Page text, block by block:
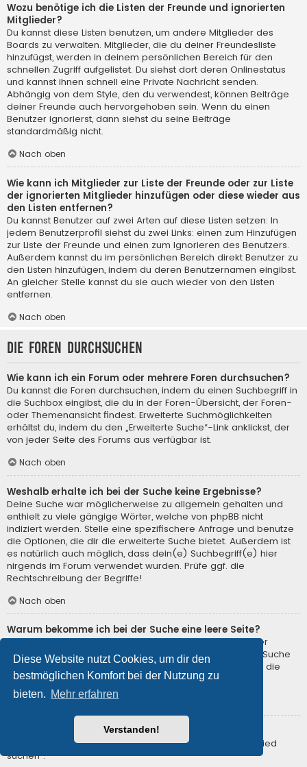
Diese Website nutzt Cookies, um dir den
bestmöglichen Komfort bei der Nutzung zu
bieten. Mehr erfahren
Verstanden!
Wozu benötige ich die Listen der Freunde und ignorierten
Mitglieder?
Du kannst diese Listen benutzen, um andere Mitglieder des
Boards zu verwalten. Mitglieder, die du deiner Freundesliste
hinzufügst, werden in deinem persönlichen Bereich für den
schnellen Zugriff aufgelistet. Du siehst dort deren Onlinestatus
und kannst ihnen schnell eine Private Nachricht senden.
Abhängig von dem Style, den du verwendest, können Beiträge
deiner Freunde auch hervorgehoben sein. Wenn du einen
Benutzer ignorierst, dann siehst du seine Beiträge
standardmäßig nicht.
Nach oben
Wie kann ich Mitglieder zur Liste der Freunde oder zur Liste
der ignorierten Mitglieder hinzufügen oder diese wieder aus
den Listen entfernen?
Du kannst Benutzer auf zwei Arten auf diese Listen setzen: In
jedem Benutzerprofil siehst du zwei Links: einen zum Hinzufügen
zur Liste der Freunde und einen zum Ignorieren des Benutzers.
Außerdem kannst du im persönlichen Bereich direkt Benutzer zu
den Listen hinzufügen, indem du deren Benutzernamen eingibst.
An gleicher Stelle kannst du sie auch wieder von den Listen
entfernen.
Nach oben
Die Foren durchsuchen
Wie kann ich ein Forum oder mehrere Foren durchsuchen?
Du kannst die Foren durchsuchen, indem du einen Suchbegriff in
die Suchbox eingibst, die du in der Foren-Übersicht, der Foren-
oder Themenansicht findest. Erweiterte Suchmöglichkeiten
erhältst du, indem du den „Erweiterte Suche“-Link anklickst, der
von jeder Seite des Forums aus verfügbar ist.
Nach oben
Weshalb erhalte ich bei der Suche keine Ergebnisse?
Deine Suche war möglicherweise zu allgemein gehalten und
enthielt zu viele gängige Wörter, welche von phpBB nicht
indiziert werden. Stelle eine spezifischere Anfrage und benutze
die Optionen, die dir die erweiterte Suche bietet. Außerdem ist
es natürlich auch möglich, dass dein(e) Suchbegriff(e) hier
nirgends im Forum verwendet wurden. Prüfe ggf. die
Rechtschreibung der Begriffe!
Nach oben
Warum bekomme ich bei der Suche eine leere Seite?
Deine Suche lieferte zu viele Ergebnisse, somit konnte der
Webserver sie nicht verarbeiten. Benutze die erweiterte Suche
und gib spezifischere Suchbegriffe ein oder beschränke die
Suche auf verschiedene Unterforen.
Nach oben
Wie kann ich nach Mitgliedern suchen?
Gehe zur Mitgliederliste und klicke auf „Nach einem Mitglied
suchen“.